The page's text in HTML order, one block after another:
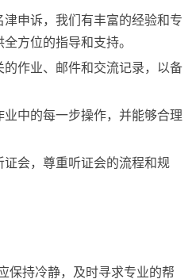
津申诉，我们有丰富的经验和专
方位的指导和支持。
的作业、邮件和交流记录，以备
业中的每一步操作，并能够合理
证会，尊重听证会的流程和规
保持冷静，及时寻求专业的帮